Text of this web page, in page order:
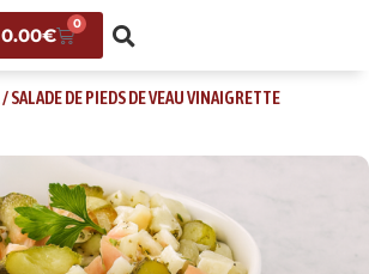
0.00€
0
/ SALADE DE PIEDS DE VEAU VINAIGRETTE